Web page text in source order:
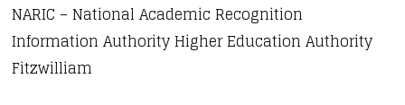
NARIC – National Academic Recognition
Information Authority Higher Education Authority
Fitzwilliam